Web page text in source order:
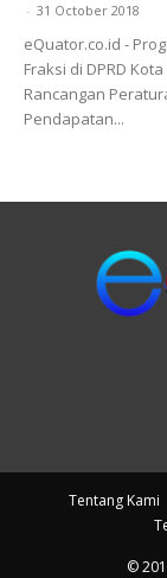
- 31 October 2018
eQuator.co.id -
Fraksi di DPRD
Rancangan
Pendapatan...
Tentang Kami
©